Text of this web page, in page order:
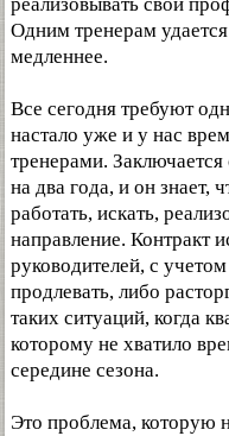
Одним тренерам
медленнее.
Все сегодня требуют
настало уже и у нас
тренерами.
на два года, и он знает,
работать, искать,
направление. Контракт
руководителей, с
продлевать, либо
таких ситуаций, когда
которому не хватило
середине сезона.
Это проблема, которую